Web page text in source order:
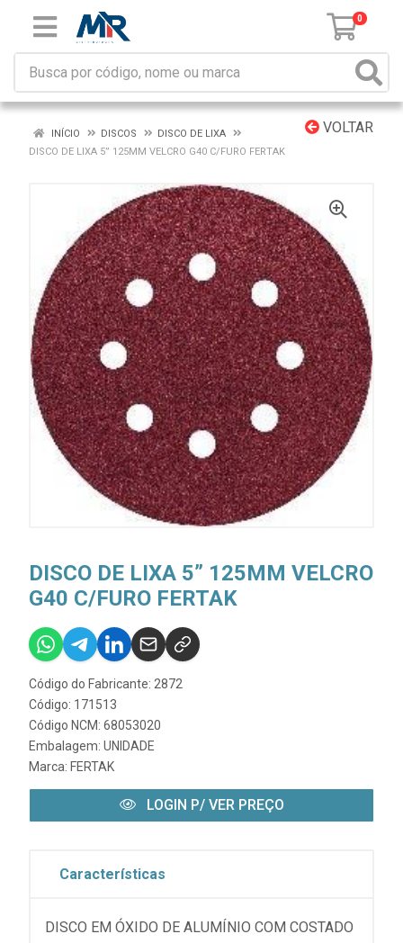
0
VOLTAR
INÍCIO DISCOS
DISCO DE LIXA
DISCO DE LIXA 5” 125MM VELCRO G40 C/FURO FERTAK
DISCO DE LIXA 5” 125MM VELCRO
G40 C/FURO FERTAK
Código do Fabricante: 2872
Código: 171513
Código NCM: 68053020
Embalagem: UNIDADE
Marca: FERTAK
LOGIN P/ VER PREÇO
Características
DISCO EM ÓXIDO DE ALUMÍNIO COM COSTADO